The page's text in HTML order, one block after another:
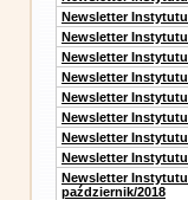
Newsletter
Newsletter
Newsletter
Newsletter
Newsletter
Newsletter
Newsletter
Newsletter
Newsletter
październik/2018